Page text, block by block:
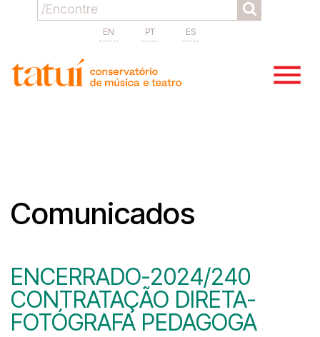
EN PT ES
Comunicados
ENCERRADO-2024/240
CONTRATAÇÃO DIRETA-
FOTÓGRAFA PEDAGOGA